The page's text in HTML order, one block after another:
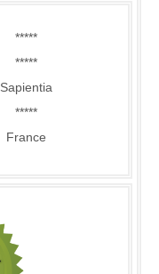
*****
*****
Sapientia
*****
France